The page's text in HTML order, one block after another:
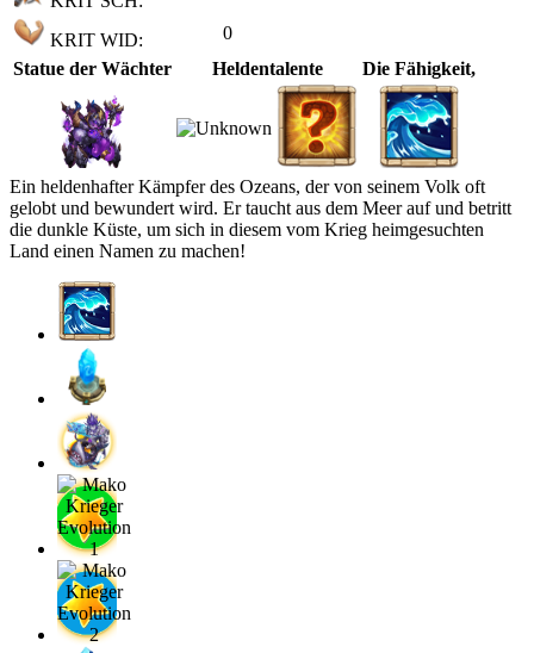
KRIT WID:
0
Statue der Wächter
Heldentalente Die Fähigkeit,
Ein heldenhafter Kämpfer des Ozeans, der von seinem Volk oft
gelobt und bewundert wird. Er taucht aus dem Meer auf und betritt
die dunkle Küste, um sich in diesem vom Krieg heimgesuchten
Land einen Namen zu machen!